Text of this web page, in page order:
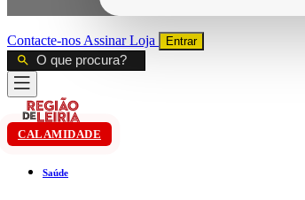
Contacte-nos AssinarLoja Entrar
CALAMIDADE
Saúde